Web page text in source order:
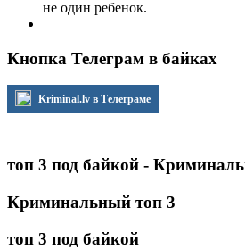
не один ребенок.
Кнопка Телеграм в байках
Kriminal.lv в Телеграме
топ 3 под байкой -
Криминальный топ 3
топ 3 под байкой